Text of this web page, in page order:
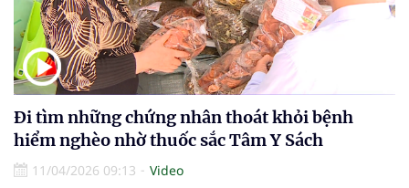
Đi tìm những chứng nhân thoát khỏi bệnh
hiểm nghèo nhờ thuốc sắc Tâm Y Sách
11/04/2026 09:13
Video